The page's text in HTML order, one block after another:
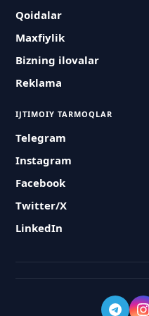
Qoidalar
Maxfiylik
Bizning ilovalar
Reklama
IJTIMOIY TARMOQLAR
Telegram
Instagram
Facebook
Twitter/X
LinkedIn